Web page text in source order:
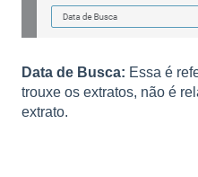
Data de Busca: Essa é
trouxe os extratos, não é
extrato.